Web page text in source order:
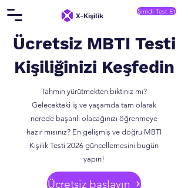
X-Kişilik
Şimdi Test Et
Ücretsiz MBTI Testi
Kişiliğinizi Keşfedin
Tahmin yürütmekten bıktınız mı?
Gelecekteki iş ve yaşamda tam olarak
nerede başarılı olacağınızı öğrenmeye
hazır mısınız? En gelişmiş ve doğru MBTI
Kişilik Testi 2026 güncellemesini bugün
yapın!
Ücretsiz başlayın